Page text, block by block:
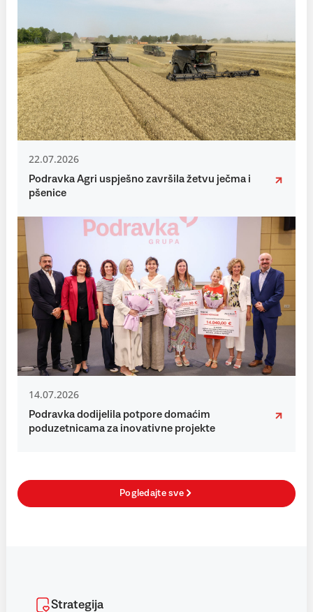
22.07.2026
Podravka Agri uspješno završila žetvu ječma i
pšenice
14.07.2026
Podravka dodijelila potpore domaćim
poduzetnicama za inovativne projekte
Pogledajte sve
Strategija